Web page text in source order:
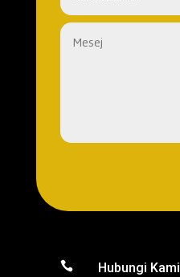
 Hubungi Kami